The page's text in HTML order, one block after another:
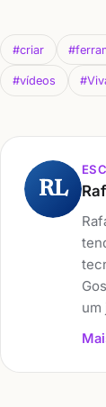
#criar
#vídeos
RL
um